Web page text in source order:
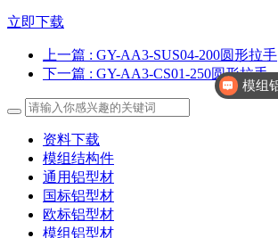
立即下载
上一篇 : GY-AA3-SUS04-200圆形拉手
下一篇 : GY-AA3-CS01-250圆形拉手
资料下载
模组结构件
通用铝型材
国标铝型材
欧标铝型材
模组铝型材